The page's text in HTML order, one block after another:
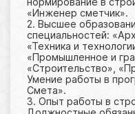
«Инженер сметчик».
2. Высшее
специальностей:
«Техника и
«Промышленное и
«Строительство»,
Умение работы в
Смета».
3. Опыт работы в